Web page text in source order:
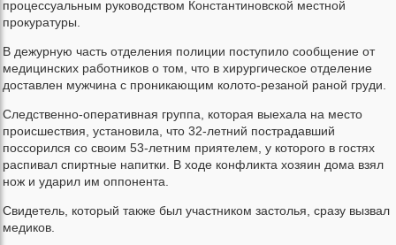
процессуальным руководством Константиновской местной
прокуратуры.
В дежурную часть отделения полиции поступило сообщение от
медицинских работников о том, что в хирургическое отделение
доставлен мужчина с проникающим колото-резаной раной груди.
Следственно-оперативная группа, которая выехала на место
происшествия, установила, что 32-летний пострадавший
поссорился со своим 53-летним приятелем, у которого в гостях
распивал спиртные напитки. В ходе конфликта хозяин дома взял
нож и ударил им оппонента.
Свидетель, который также был участником застолья, сразу вызвал
медиков.